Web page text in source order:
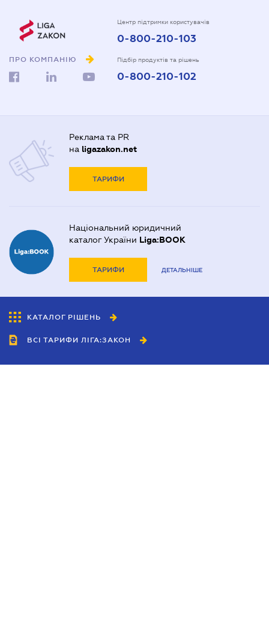
ПРО КОМПАНІЮ
Центр підтримки користувачів
0-800-210-103
Підбір продуктів та рішень
0-800-210-102
Реклама та PR
на ligazakon.net
ТАРИФИ
Національний юридичний
каталог України Liga:BOOK
ТАРИФИ ДЕТАЛЬНІШЕ
КАТАЛОГ РІШЕНЬ
ВСІ ТАРИФИ ЛІГА:ЗАКОН